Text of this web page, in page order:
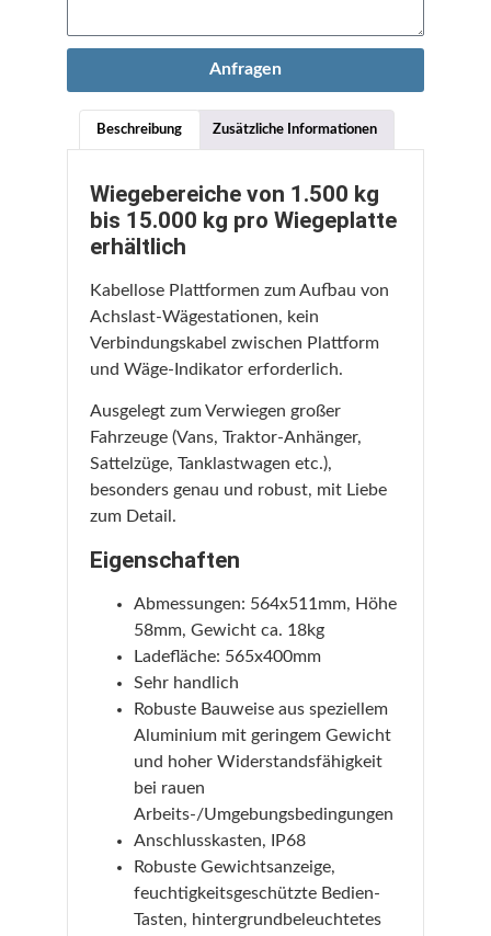
Beschreibung Zusätzliche Informationen
Wiegebereiche von 1.500 kg
bis 15.000 kg pro Wiegeplatte
erhältlich
Kabellose Plattformen zum Aufbau von
Achslast-Wägestationen, kein
Verbindungskabel zwischen Plattform
und Wäge-Indikator erforderlich.
Ausgelegt zum Verwiegen großer
Fahrzeuge (Vans, Traktor-Anhänger,
Sattelzüge, Tanklastwagen etc.),
besonders genau und robust, mit Liebe
zum Detail.
Eigenschaften
Abmessungen: 564x511mm, Höhe
58mm, Gewicht ca. 18kg
Ladefläche: 565x400mm
Sehr handlich
Robuste Bauweise aus speziellem
Aluminium mit geringem Gewicht
und hoher Widerstandsfähigkeit
bei rauen
Arbeits-/Umgebungsbedingungen
Anschlusskasten, IP68
Robuste Gewichtsanzeige,
feuchtigkeitsgeschützte Bedien-
Tasten, hintergrundbeleuchtetes
Anfragen